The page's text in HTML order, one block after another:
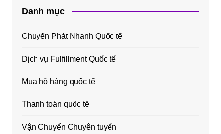
Danh mục
Chuyển Phát Nhanh Quốc tế
Dịch vụ Fulfillment Quốc tế
Mua hộ hàng quốc tế
Thanh toán quốc tế
Vận Chuyển Chuyên tuyến